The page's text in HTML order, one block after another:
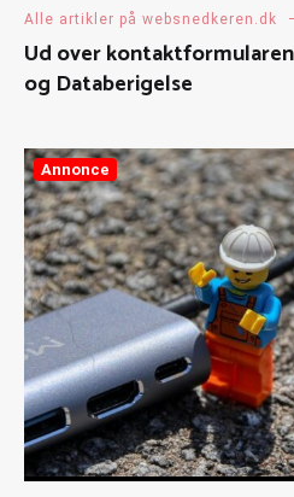
Alle artikler på websnedkeren.dk
Ud over
og Databerigelse
Annonce